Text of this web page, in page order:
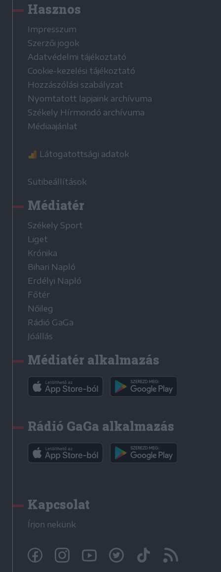
Hasznos
Impresszum
Szerzői jogok
Adatvédelmi tájékoztató
Cookie-kezelési tájékoztató
Hozzászólási szabályzat
Nyomtatott lapjaink archívuma
Székely Hírmondó archívuma
Médiaajánlat
Látogatottsági adatok
Sütibeállítások
Médiatér
Székely Sport
Liget
Krónika
Bihari Napló
Erdélyi Napló
Főtér
Nőileg
Rádió GaGa
Jóállás
Médiatér alkalmazás
Rádió GaGa alkalmazás
Kapcsolat
Írjon nekünk